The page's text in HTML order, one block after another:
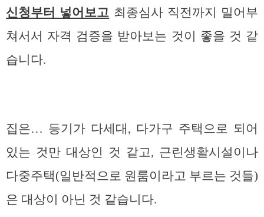
신청부터 넣어보고 최종심사 직전까지 밀어부
쳐서서 자격 검증을 받아보는 것이 좋을 것 같
습니다.
집은… 등기가 다세대, 다가구 주택으로 되어
있는 것만 대상인 것 같고, 근린생활시설이나
다중주택(일반적으로 원룸이라고 부르는 것들)
은 대상이 아닌 것 같습니다.